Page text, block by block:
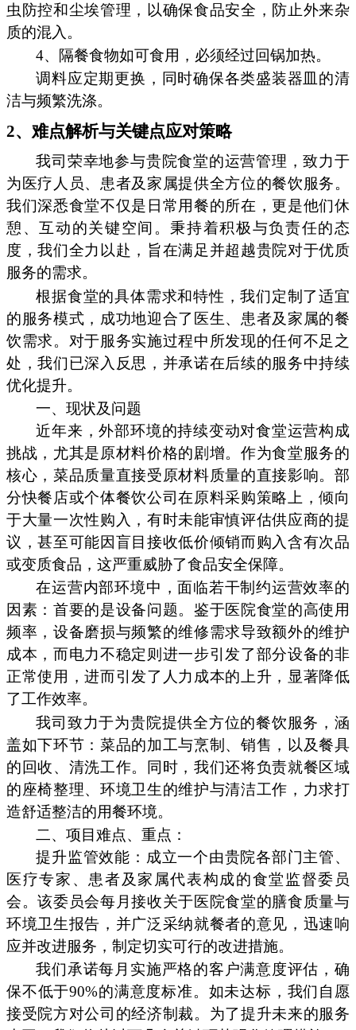
虫防控和尘埃管理，以确保食品安全，防止外来杂
质的混入。
4、隔餐食物如可食用，必须经过回锅加热。
调料应定期更换，同时确保各类盛装器皿的清
洁与频繁洗涤。
2、难点解析与关键点应对策略
我司荣幸地参与贵院食堂的运营管理，致力于
为医疗人员、患者及家属提供全方位的餐饮服务。
我们深悉食堂不仅是日常用餐的所在，更是他们休
憩、互动的关键空间。秉持着积极与负责任的态
度，我们全力以赴，旨在满足并超越贵院对于优质
服务的需求。
根据食堂的具体需求和特性，我们定制了适宜
的服务模式，成功地迎合了医生、患者及家属的餐
饮需求。对于服务实施过程中所发现的任何不足之
处，我们已深入反思，并承诺在后续的服务中持续
优化提升。
一、现状及问题
近年来，外部环境的持续变动对食堂运营构成
挑战，尤其是原材料价格的剧增。作为食堂服务的
核心，菜品质量直接受原材料质量的直接影响。部
分快餐店或个体餐饮公司在原料采购策略上，倾向
于大量一次性购入，有时未能审慎评估供应商的提
议，甚至可能因盲目接收低价倾销而购入含有次品
或变质食品，这严重威胁了食品安全保障。
在运营内部环境中，面临若干制约运营效率的
因素：首要的是设备问题。鉴于医院食堂的高使用
频率，设备磨损与频繁的维修需求导致额外的维护
成本，而电力不稳定则进一步引发了部分设备的非
正常使用，进而引发了人力成本的上升，显著降低
了工作效率。
我司致力于为贵院提供全方位的餐饮服务，涵
盖如下环节：菜品的加工与烹制、销售，以及餐具
的回收、清洗工作。同时，我们还将负责就餐区域
的座椅整理、环境卫生的维护与清洁工作，力求打
造舒适整洁的用餐环境。
二、项目难点、重点：
提升监管效能：成立一个由贵院各部门主管、
医疗专家、患者及家属代表构成的食堂监督委员
会。该委员会每月接收关于医院食堂的膳食质量与
环境卫生报告，并广泛采纳就餐者的意见，迅速响
应并改进服务，制定切实可行的改进措施。
我们承诺每月实施严格的客户满意度评估，确
保不低于90%的满意度标准。如未达标，我们自愿
接受院方对公司的经济制裁。为了提升未来的服务